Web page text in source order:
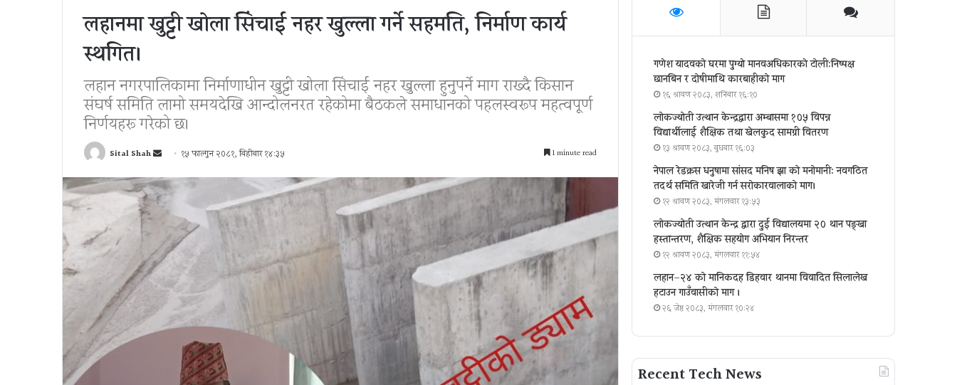
लहानमा खुट्टी खोला सिंचाई नहर खुल्ला गर्ने सहमति, निर्माण कार्य
स्थगित।
लहान नगरपालिकामा निर्माणाधीन खुट्टी खोला सिंचाई नहर खुल्ला हुनुपर्ने माग राख्दै किसान
संघर्ष समिति लामो समयदेखि आन्दोलनरत रहेकोमा बैठकले समाधानको पहलस्वरूप महत्वपूर्ण
निर्णयहरू गरेको छ।
Sital Shah
Send
email
१५ फाल्गुन २०८१, बिहीबार १४:३५ 1 minute read
गणेश यादवको घरमा पुग्याे मानवअधिकारकाे टोली:निष्पक्ष
छानबिन र दोषीमाथि कारबाहीको माग
१६ श्रावण २०८३, शनिबार १६:१०
लोकज्योती उत्थान केन्द्रद्वारा अम्बासमा १०५ विपन्न
विद्यार्थीलाई शैक्षिक तथा खेलकुद सामग्री वितरण
१३ श्रावण २०८३, बुधबार १६:०३
नेपाल रेडक्रस धनुषामा सांसद मनिष झा को मनोमानी: नवगठित
तदर्थ समिति खारेजी गर्न सरोकारवालाको माग।
१२ श्रावण २०८३, मंगलवार १३:५३
लोकज्योती उत्थान केन्द्र द्वारा दुई विद्यालयमा २० थान पङ्खा
हस्तान्तरण, शैक्षिक सहयोग अभियान निरन्तर
१२ श्रावण २०८३, मंगलवार ११:५४
लहान–२४ को मानिकदह डिहवार थानमा विवादित सिलालेख
हटाउन गाउँवासीको माग ।
२६ जेष्ठ २०८३, मंगलवार १०:२४
Recent Tech News